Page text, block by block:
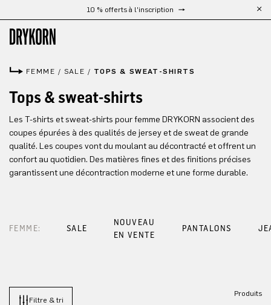
Passer au contenu principal10 % offerts à l'inscription
FEMME / SALE / TOPS & SWEAT-SHIRTS
Tops & sweat-shirts
Les T-shirts et sweat-shirts pour femme DRYKORN associent des
coupes épurées à des qualités de jersey et de sweat de grande
qualité. Les coupes vont du moulant au décontracté et offrent un
confort au quotidien. Des matières fines et des finitions précises
garantissent une décontraction moderne et une forme durable.
FEMME: SALE
NOUVEAU
EN VENTE
PANTALONS
Filtre & tri
Produits